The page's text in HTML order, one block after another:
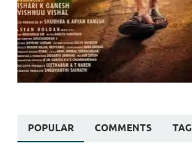
POPULAR COMMENTS